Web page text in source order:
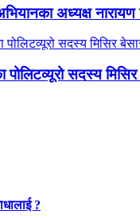
अध्यक्ष नारायण
पोलिटव्यूरो सदस्य मिसिर
?